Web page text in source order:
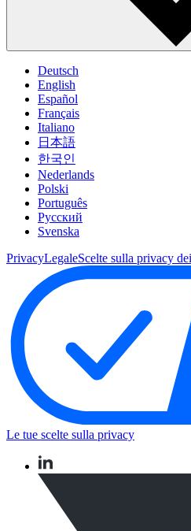
Deutsch
English
Español
Français
Italiano
日本語
한국인
Nederlands
Polski
Português
Pусский
Svenska
PrivacyLegaleScelte sulla privacy
Le tue scelte sulla privacy